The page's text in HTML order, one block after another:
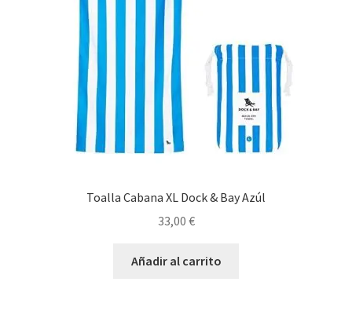
Toalla Cabana XL Dock & Bay Azúl
33,00 €
Añadir al carrito